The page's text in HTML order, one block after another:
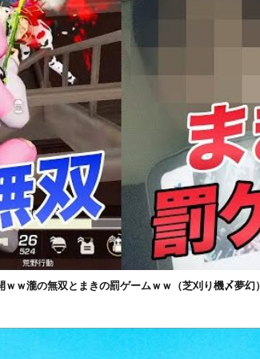
ｗ瀧の無双とまきの罰ゲームｗｗ（芝刈り機〆夢幻）